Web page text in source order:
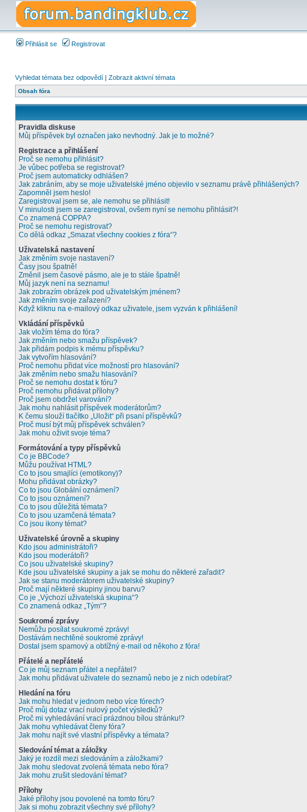
Přihlásit se Registrovat
Vyhledat témata bez odpovědí | Zobrazit aktivní témata
Obsah fóra
Pravidla diskuse
Můj příspěvek byl označen jako nevhodný. Jak je to možné?
Registrace a přihlášení
Proč se nemohu přihlásit?
Je vůbec potřeba se registrovat?
Proč jsem automaticky odhlášen?
Jak zabráním, aby se moje uživatelské jméno objevilo v seznamu právě přihlášených?
Zapomněl jsem heslo!
Zaregistroval jsem se, ale nemohu se přihlásit!
V minulosti jsem se zaregistroval, ovšem nyní se nemohu přihlásit?!
Co znamená COPPA?
Proč se nemohu registrovat?
Co dělá odkaz „Smazat všechny cookies z fóra“?
Uživatelská nastavení
Jak změním svoje nastavení?
Časy jsou špatně!
Změnil jsem časové pásmo, ale je to stále špatně!
Můj jazyk není na seznamu!
Jak zobrazím obrázek pod uživatelským jménem?
Jak změním svoje zařazení?
Když kliknu na e-mailový odkaz uživatele, jsem vyzván k přihlášení!
Vkládání příspěvků
Jak vložím téma do fóra?
Jak změním nebo smažu příspěvek?
Jak přidám podpis k mému příspěvku?
Jak vytvořím hlasování?
Proč nemohu přidat více možností pro hlasování?
Jak změním nebo smažu hlasování?
Proč se nemohu dostat k fóru?
Proč nemohu přidávat přílohy?
Proč jsem obdržel varování?
Jak mohu nahlásit příspěvek moderátorům?
K čemu slouží tlačítko „Uložit“ při psaní příspěvků?
Proč musí být můj příspěvek schválen?
Jak mohu oživit svoje téma?
Formátování a typy příspěvků
Co je BBCode?
Můžu používat HTML?
Co to jsou smajlíci (emotikony)?
Mohu přidávat obrázky?
Co to jsou Globální oznámení?
Co to jsou oznámení?
Co to jsou důležitá témata?
Co to jsou uzamčená témata?
Co jsou ikony témat?
Uživatelské úrovně a skupiny
Kdo jsou administrátoři?
Kdo jsou moderátoři?
Co jsou uživatelské skupiny?
Kde jsou uživatelské skupiny a jak se mohu do některé zařadit?
Jak se stanu moderátorem uživatelské skupiny?
Proč mají některé skupiny jinou barvu?
Co je „Výchozí uživatelská skupina“?
Co znamená odkaz „Tým“?
Soukromé zprávy
Nemůžu posílat soukromé zprávy!
Dostávám nechtěné soukromé zprávy!
Dostal jsem spamový a obtížný e-mail od někoho z fóra!
Přátelé a nepřátelé
Co je můj seznam přátel a nepřátel?
Jak mohu přidávat uživatele do seznamů nebo je z nich odebírat?
Hledání na fóru
Jak mohu hledat v jednom nebo více fórech?
Proč můj dotaz vrací nulový počet výsledků?
Proč mi vyhledávání vrací prázdnou bílou stránku!?
Jak mohu vyhledávat členy fóra?
Jak mohu najít své vlastní příspěvky a témata?
Sledování témat a záložky
Jaký je rozdíl mezi sledováním a záložkami?
Jak mohu sledovat zvolená témata nebo fóra?
Jak mohu zrušit sledování témat?
Přílohy
Jaké přílohy jsou povolené na tomto fóru?
Jak si mohu zobrazit všechny své přílohy?